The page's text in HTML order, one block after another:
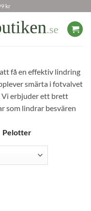
kr
få en effektiv lindring
smärta i fotvalvet
erbjuder ett brett
som lindrar besvären
Pelotter